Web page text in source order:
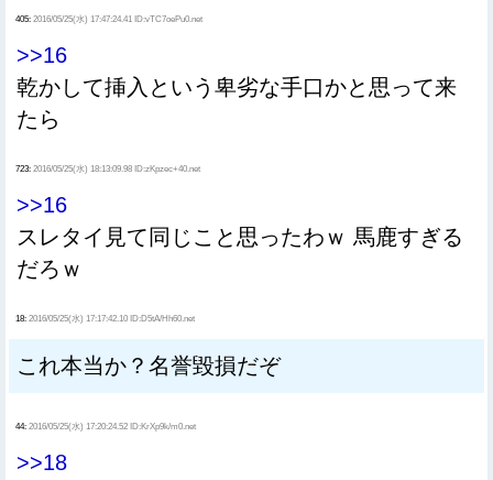
405: 2016/05/25(水) 17:47:24.41 ID:vTC7oePu0.net
>>16
乾かして挿入という卑劣な手口かと思って来
たら
723: 2016/05/25(水) 18:13:09.98 ID:zKpzec+40.net
>>16
スレタイ見て同じこと思ったわｗ 馬鹿すぎる
だろｗ
18: 2016/05/25(水) 17:17:42.10 ID:D5tA/Hh60.net
これ本当か？名誉毀損だぞ
44: 2016/05/25(水) 17:20:24.52 ID:KrXp9k/m0.net
>>18